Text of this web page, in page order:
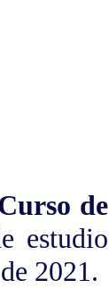
de
estudio
2021.